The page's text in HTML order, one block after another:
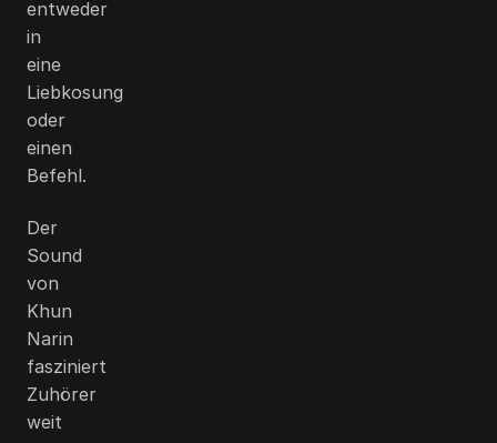
entweder
in
eine
Liebkosung
oder
einen
Befehl.
Der
Sound
von
Khun
Narin
fasziniert
Zuhörer
weit